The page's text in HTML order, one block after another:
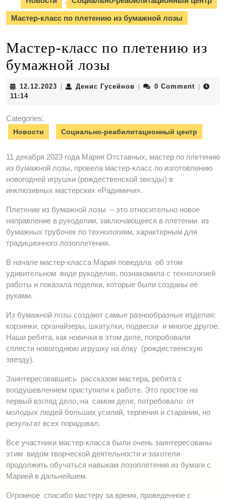
Мастер-класс по плетению из бумажной лозы
Мастер-класс по плетению из
бумажной лозы
12.12.2023 12.12.2023Денис Гусейнов Денис0 Comment
11:14
Categories:
Новости Социально-реабилитационный центр
11 декабря 2023 года Мария Отставных, мастер по плетению
из бумажной лозы, провела мастер-класс по изготовлению
новогодней игрушки (рождественской звезды) в
инклюзивных мастерских «Радимичи».
Плетение из бумажной лозы – это относительно новое
направление в рукоделии, заключающееся в плетении из
бумажных трубочек по технологиям, характерным для
традиционного лозоплетения.
В начале мастер-класса Мария поведала об этом
удивительном виде рукоделия, познакомила с технологией
работы и показала поделки, которые были созданы её
руками.
Из бумажной лозы создают самые разнообразные изделия:
корзинки, органайзеры, шкатулки, подвески и многое другое.
Наши ребята, как новички в этом деле, попробовали
сплести новогоднюю игрушку на ёлку (рождественскую
звезду).
Заинтересовавшись рассказом мастера, ребята с
воодушевлением приступили к работе. Это простое на
первый взгляд дело, на самом деле, потребовало от
молодых людей больших усилий, терпения и старания, но
результат всех порадовал.
Все участники мастер-класса были очень заинтересованы
этим видом творческой деятельности и захотели
продолжить обучаться навыкам лозоплетения из бумаги с
Марией в дальнейшем.
Огромное спасибо мастеру за время, проведенное с